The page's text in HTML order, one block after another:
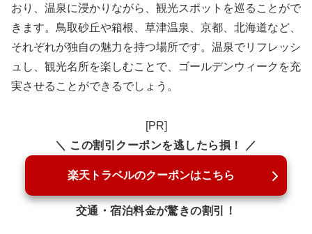
おり、温泉に浸かりながら、観光スポットを巡ることがで
きます。鳥取砂丘や箱根、草津温泉、京都、北海道など、
それぞれが独自の魅力を持つ場所です。温泉でリフレッシ
ュし、観光名所を楽しむことで、ゴールデンウィークを充
実させることができるでしょう。
[PR]
＼ この割引クーポンを逃したら損！ ／
楽天トラベルのクーポンはこちら
交通・宿泊料金が驚きの割引！